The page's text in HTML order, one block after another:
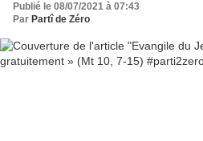
Publié le 08/07/2021 à 07:43
Par Partî de Zéro